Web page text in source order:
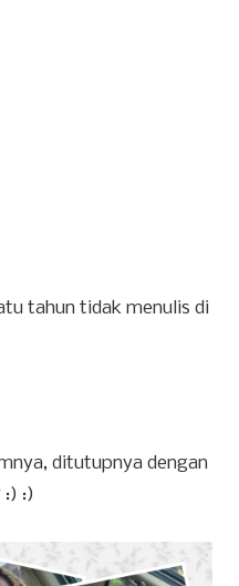
tahun tidak menulis di
ditutupnya dengan
:) :)